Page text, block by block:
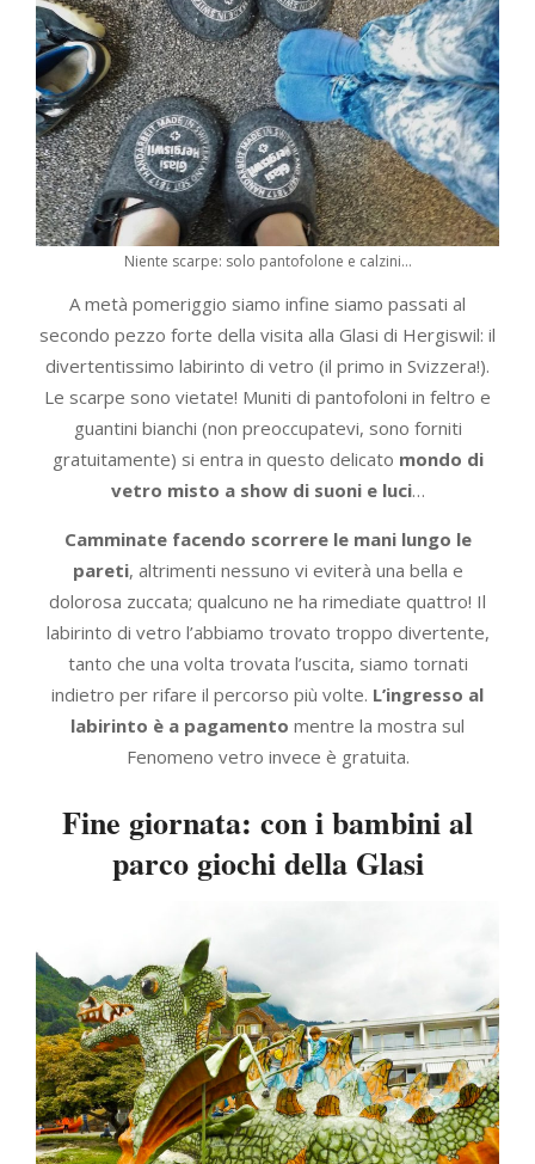
Niente scarpe: solo pantofolone e calzini…
A metà pomeriggio siamo infine siamo passati al
secondo pezzo forte della visita alla Glasi di Hergiswil: il
divertentissimo labirinto di vetro (il primo in Svizzera!).
Le scarpe sono vietate! Muniti di pantofoloni in feltro e
guantini bianchi (non preoccupatevi, sono forniti
gratuitamente) si entra in questo delicato mondo di
vetro misto a show di suoni e luci…
Camminate facendo scorrere le mani lungo le
pareti, altrimenti nessuno vi eviterà una bella e
dolorosa zuccata; qualcuno ne ha rimediate quattro! Il
labirinto di vetro l’abbiamo trovato troppo divertente,
tanto che una volta trovata l’uscita, siamo tornati
indietro per rifare il percorso più volte. L’ingresso al
labirinto è a pagamento mentre la mostra sul
Fenomeno vetro invece è gratuita.
Fine giornata: con i bambini al
parco giochi della Glasi